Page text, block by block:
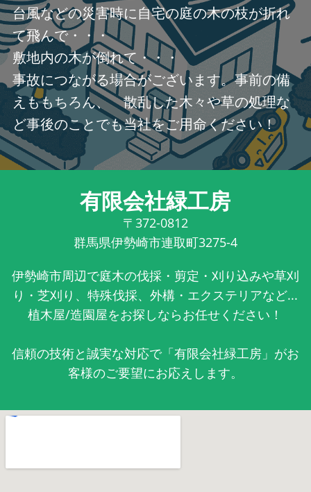
台風などの災害時に自宅の庭の木の枝が折れ
て飛んで・・・
敷地内の木が倒れて・・・
事故につながる場合がございます。事前の備
えももちろん、 散乱した木々や草の処理な
ど事後のことでも当社をご用命ください！
有限会社緑工房
〒372-0812
群馬県伊勢崎市連取町3275-4
伊勢崎市周辺で庭木の伐採・剪定・刈り込みや草刈
り・芝刈り、特殊伐採、外構・エクステリアなど...
植木屋/造園屋をお探しならお任せください！
信頼の技術と誠実な対応で「有限会社緑工房」がお
客様のご要望にお応えします。